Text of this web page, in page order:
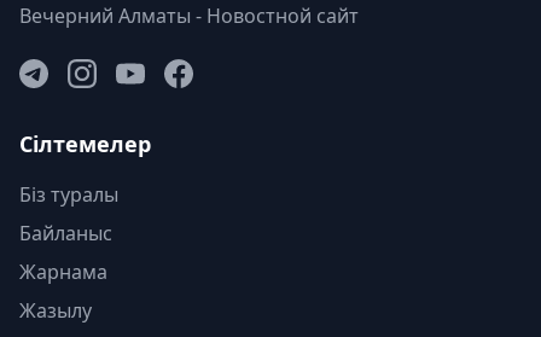
Вечерний Алматы - Новостной сайт
Сілтемелер
Біз туралы
Байланыс
Жарнама
Жазылу